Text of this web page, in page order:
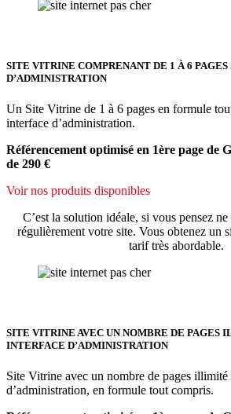
SITE VITRINE COMPRENANT DE 1 À 6 PAGES
D’ADMINISTRATION
Un Site Vitrine de 1 à 6 pages en formule
interface d’administration.
Référencement optimisé en 1ère page de
de 290 €
Voir nos produits disponibles
C’est la solution idéale, si vous pensez
régulièrement votre site. Vous obtenez un
tarif très abordable.
SITE VITRINE AVEC UN NOMBRE DE PAGES
INTERFACE D’ADMINISTRATION
Site Vitrine avec un nombre de pages illimité
d’administration, en formule tout compris.